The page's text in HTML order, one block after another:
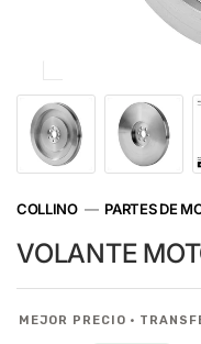
COLLINO — PARTES DE
VOLANTE
MEJOR PRECIO ·